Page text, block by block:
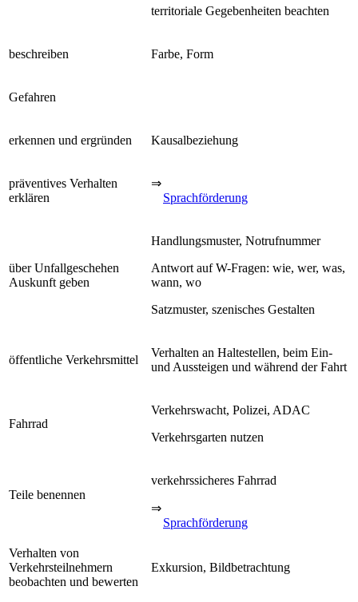
territoriale Gegebenheiten beachten
beschreiben Farbe, Form
Gefahren
erkennen und ergründen Kausalbeziehung
präventives Verhalten
erklären
⇒
Sprachförderung
über Unfallgeschehen
Auskunft geben
Handlungsmuster, Notrufnummer
Antwort auf W-Fragen: wie, wer, was,
wann, wo
Satzmuster, szenisches Gestalten
öffentliche Verkehrsmittel
Verhalten an Haltestellen, beim Ein-
und Aussteigen und während der Fahrt
Fahrrad
Verkehrswacht, Polizei, ADAC
Verkehrsgarten nutzen
Teile benennen
verkehrssicheres Fahrrad
⇒
Sprachförderung
Verhalten von
Verkehrsteilnehmern
beobachten und bewerten
Exkursion, Bildbetrachtung